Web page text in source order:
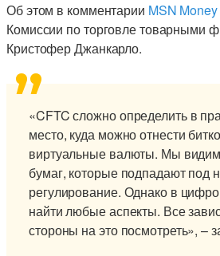
Об этом в комментарии MSN Money
Комиссии по торговле товарными
Кристофер Джанкарло.
«CFTC сложно определить в
место, куда можно отнести
виртуальные валюты. Мы
бумаг, которые подпадают под
регулирование. Однако в
найти любые аспекты. Все
стороны на это посмотреть», –